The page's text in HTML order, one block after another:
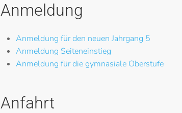
Anmeldung
Anmeldung für den neuen Jahrgang 5
Anmeldung Seiteneinstieg
Anmeldung für die gymnasiale Oberstufe
Anfahrt